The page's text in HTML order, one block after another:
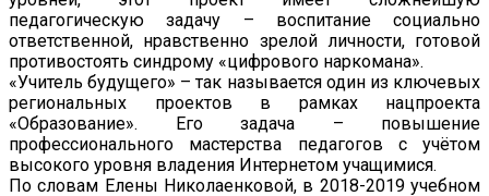
педагогическую задачу – воспитание социально
ответственной, нравственно зрелой личности, готовой
противостоять синдрому «цифрового наркомана».
«Учитель будущего» – так называется один из ключевых
региональных проектов в рамках нацпроекта
«Образование». Его задача – повышение
профессионального мастерства педагогов с учётом
высокого уровня владения Интернетом учащимися.
По словам Елены Николаенковой, в 2018-2019 учебном